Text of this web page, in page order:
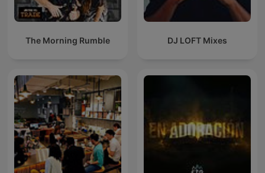
The Morning Rumble DJ LOFT Mixes